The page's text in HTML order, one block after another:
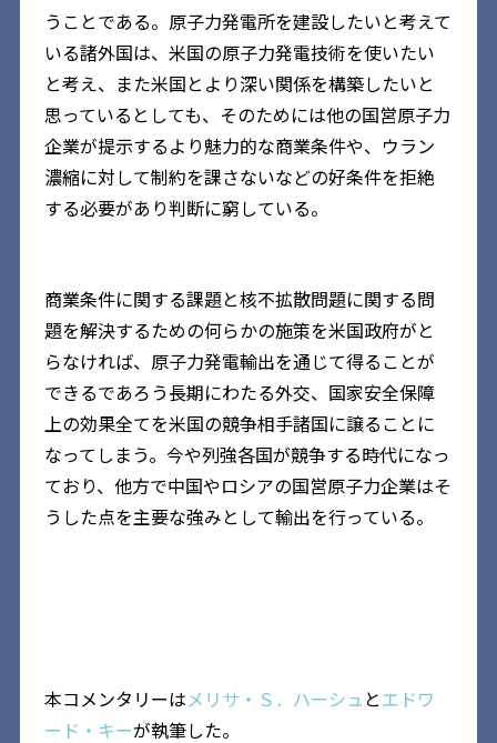
うことである。原子力発電所を建設したいと考えて
いる諸外国は、米国の原子力発電技術を使いたい
と考え、また米国とより深い関係を構築したいと
思っているとしても、そのためには他の国営原子力
企業が提示するより魅力的な商業条件や、ウラン
濃縮に対して制約を課さないなどの好条件を拒絶
する必要があり判断に窮している。
商業条件に関する課題と核不拡散問題に関する問
題を解決するための何らかの施策を米国政府がと
らなければ、原子力発電輸出を通じて得ることが
できるであろう長期にわたる外交、国家安全保障
上の効果全てを米国の競争相手諸国に譲ることに
なってしまう。今や列強各国が競争する時代になっ
ており、他方で中国やロシアの国営原子力企業はそ
うした点を主要な強みとして輸出を行っている。
本コメンタリーはメリサ・Ｓ．ハーシュ とエドワ
ード・キーが執筆した。